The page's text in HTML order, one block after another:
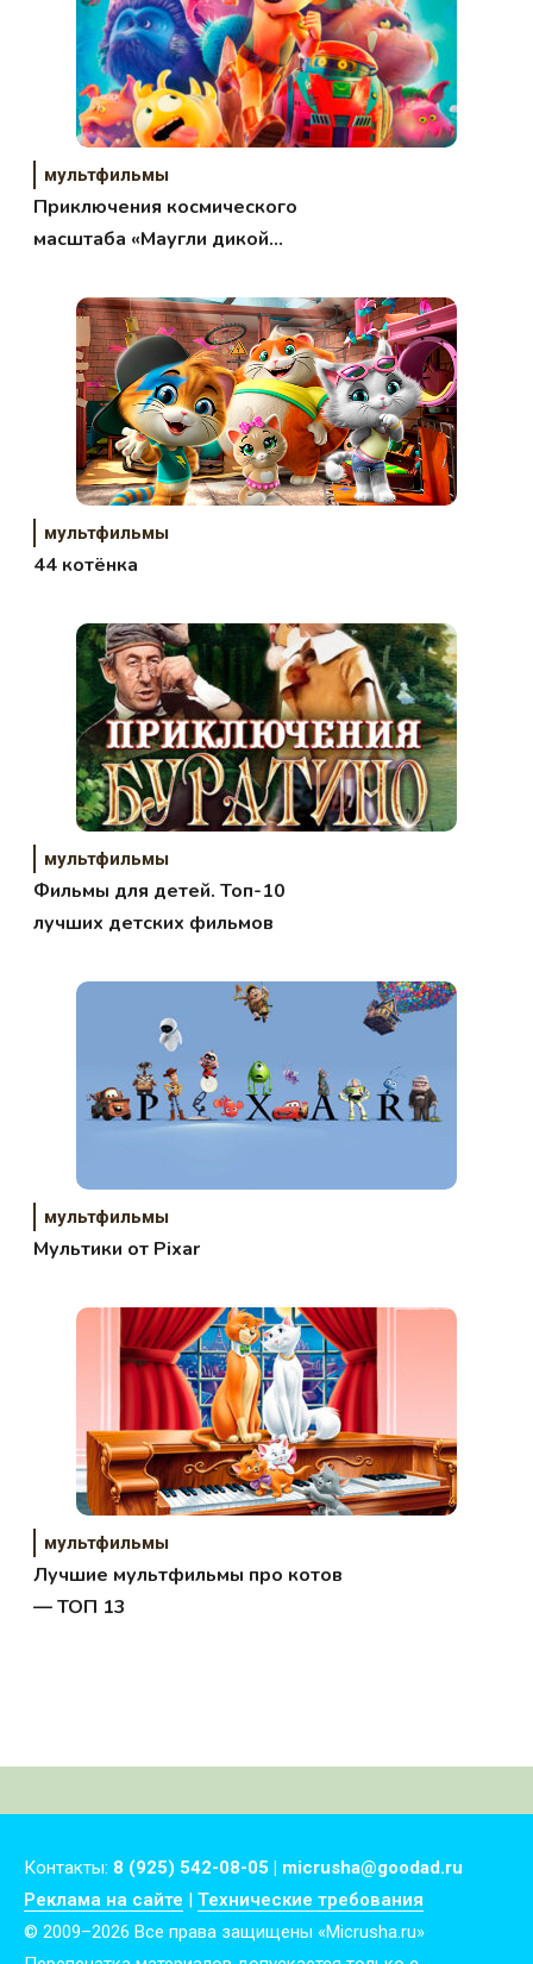
мультфильмы
Приключения космического
масштаба «Маугли дикой
мультфильмы
44 котёнка
мультфильмы
Фильмы для детей. Топ-10
лучших детских фильмов
мультфильмы
Мультики от Pixar
мультфильмы
Лучшие мультфильмы про котов
— ТОП 13
Контакты: 8 (925) 542-08-05 | micrusha@goodad.ru
Реклама на сайте | Технические требования
© 2009–2026 Все права защищены «Micrusha.ru»